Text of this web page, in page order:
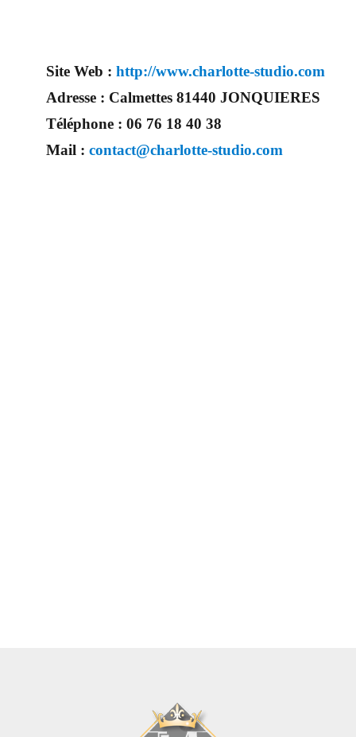
Site Web : http://www.charlotte-studio.com
Adresse : Calmettes 81440 JONQUIERES
Téléphone : 06 76 18 40 38
Mail : contact@charlotte-studio.com